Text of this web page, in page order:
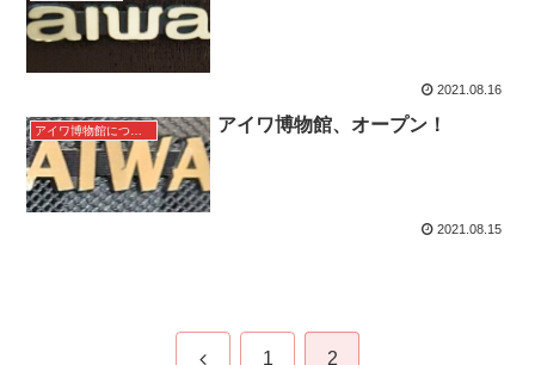
2021.08.16
アイワ博物館、オープン！
2021.08.15
前 1 2